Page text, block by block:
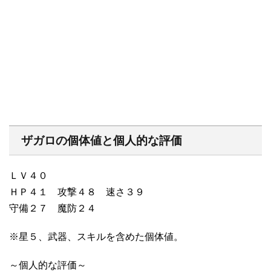
ザガロの個体値と個人的な評価
ＬＶ４０
ＨＰ４１ 攻撃４８ 速さ３９
守備２７ 魔防２４
※星５、武器、スキルを含めた個体値。
～個人的な評価～